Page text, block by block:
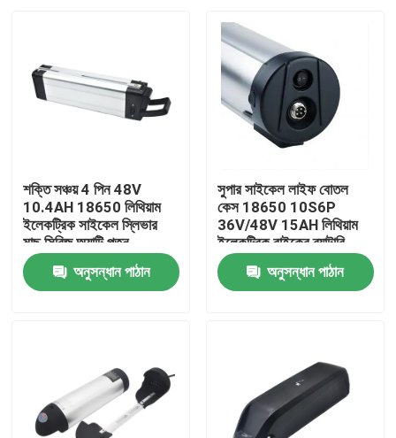
ভিডিও
শক্তি সঞ্চয় 4 পিন 48V
10.4AH 18650 লিথিয়াম
ইলেকট্রিক সাইকেল স্লিভার
মাছ সিরিজ অ্যান্টি পতন
Buckle জন্য ইলেকট্রিক
সাইকেল অনুসন্ধান পাঠান
সুপার সাইকেল লাইফ বোতল
কেস 18650 10S6P
36V/48V 15AH লিথিয়াম
ইলেকট্রিক বাইকের ব্যাটারি
প্যাক বৈদ্যুতিক সাইকেলের জন্য
অনুসন্ধান পাঠান